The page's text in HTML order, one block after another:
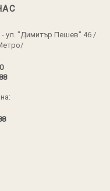
- ул. "Димитър Пешев" 46 /